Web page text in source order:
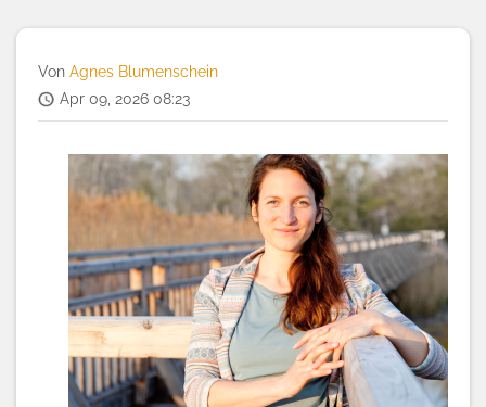
Von Agnes Blumenschein
Apr 09, 2026 08:23